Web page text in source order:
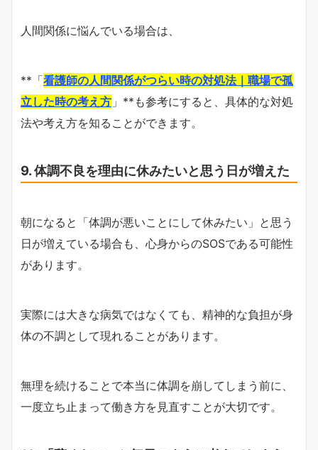
人間関係に悩んでいる場合は、
**「看護師の人間関係がつらい時の対処法｜職場で孤
立した時の考え方 」**も参考にすると、具体的な対処
法や考え方を知ることができます。
9. 体調不良を理由に休みたいと思う日が増えた
朝になると「体調が悪いことにして休みたい」と思う
日が増えている場合も、心身からのSOSである可能性
があります。
実際には大きな病気ではなくても、精神的な負担が身
体の不調として現れることがあります。
無理を続けることで本当に体調を崩してしまう前に、
一度立ち止まって働き方を見直すことが大切です。